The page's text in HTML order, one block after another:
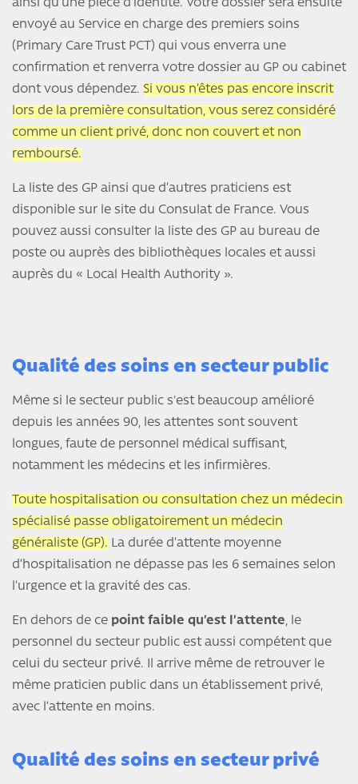
ainsi qu’une pièce d’identité. Votre dossier sera ensuite
envoyé au Service en charge des premiers soins
(Primary Care Trust PCT) qui vous enverra une
confirmation et renverra votre dossier au GP ou cabinet
dont vous dépendez. Si vous n’êtes pas encore inscrit
lors de la première consultation, vous serez considéré
comme un client privé, donc non couvert et non
remboursé.
La liste des GP ainsi que d’autres praticiens est
disponible sur le site du Consulat de France. Vous
pouvez aussi consulter la liste des GP au bureau de
poste ou auprès des bibliothèques locales et aussi
auprès du « Local Health Authority ».
Qualité des soins en secteur public
Même si le secteur public s'est beaucoup amélioré
depuis les années 90, les attentes sont souvent
longues, faute de personnel médical suffisant,
notamment les médecins et les infirmières.
Toute hospitalisation ou consultation chez un médecin
spécialisé passe obligatoirement un médecin
généraliste (GP). La durée d’attente moyenne
d’hospitalisation ne dépasse pas les 6 semaines selon
l’urgence et la gravité des cas.
En dehors de ce point faible qu’est l’attente, le
personnel du secteur public est aussi compétent que
celui du secteur privé. Il arrive même de retrouver le
même praticien public dans un établissement privé,
avec l’attente en moins.
Qualité des soins en secteur privé